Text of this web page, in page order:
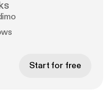
Start for free